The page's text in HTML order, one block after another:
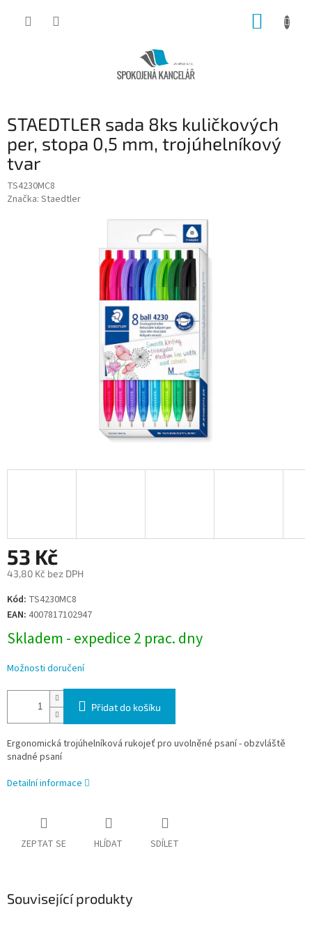
STAEDTLER sada 8ks kuličkových
per, stopa 0,5 mm, trojúhelníkový
tvar
TS4230MC8
Značka: Staedtler
53 Kč
43,80 Kč bez DPH
Měrná
cena:
Kód: TS4230MC8
EAN: 4007817102947
Skladem - expedice 2 prac. dny
Možnosti doručení
Přidat do košíku
Ergonomická trojúhelníková rukojeť pro uvolněné psaní - obzvláště
snadné psaní
Detailní informace
ZEPTAT SE HLÍDAT SDÍLET
Související produkty